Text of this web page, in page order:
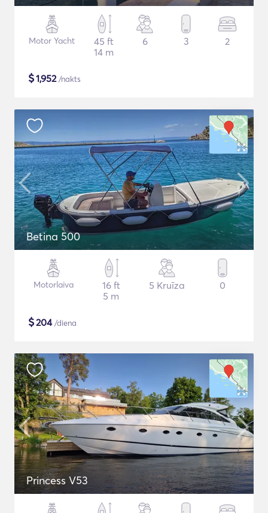
Motor Yacht
45 ft
14 m
6 3 2
$1,952/nakts
Betina 500
Motorlaiva
16 ft
5 m
5 Kruīza 0
$204/diena
Princess V53